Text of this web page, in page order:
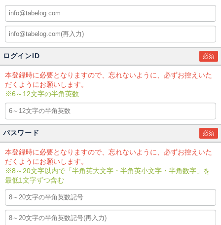
ログインID 必須
本登録時に必要となりますので、忘れないように、必ずお控えいた
だくようにお願いします。
※6～12文字の半角英数
パスワード 必須
本登録時に必要となりますので、忘れないように、必ずお控えいた
だくようにお願いします。
※8～20文字以内で「半角英大文字・半角英小文字・半角数字」を
最低1文字ずつ含む